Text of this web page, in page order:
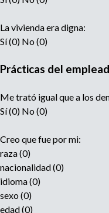
La vivienda era digna:
Sí (0) No (0)
Prácticas del
Me trató igual que a los
Sí (0) No (0)
Creo que fue por mi:
raza (0)
nacionalidad (0)
idioma (0)
sexo (0)
edad (0)